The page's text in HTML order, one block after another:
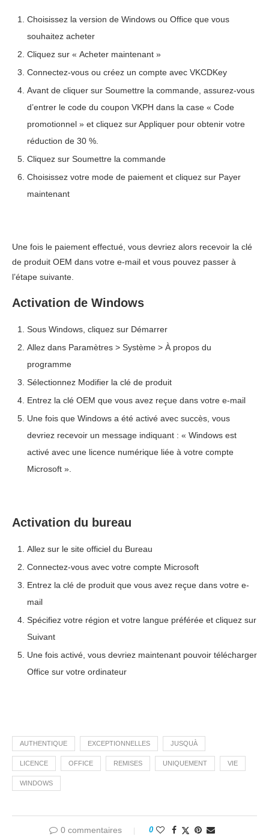
Choisissez la version de Windows ou Office que vous
souhaitez acheter
Cliquez sur « Acheter maintenant »
Connectez-vous ou créez un compte avec VKCDKey
Avant de cliquer sur Soumettre la commande, assurez-vous
d’entrer le code du coupon VKPH dans la case « Code
promotionnel » et cliquez sur Appliquer pour obtenir votre
réduction de 30 %.
Cliquez sur Soumettre la commande
Choisissez votre mode de paiement et cliquez sur Payer
maintenant
Une fois le paiement effectué, vous devriez alors recevoir la clé
de produit OEM dans votre e-mail et vous pouvez passer à
l’étape suivante.
Activation de Windows
Sous Windows, cliquez sur Démarrer
Allez dans Paramètres > Système > À propos du
programme
Sélectionnez Modifier la clé de produit
Entrez la clé OEM que vous avez reçue dans votre e-mail
Une fois que Windows a été activé avec succès, vous
devriez recevoir un message indiquant : « Windows est
activé avec une licence numérique liée à votre compte
Microsoft ».
Activation du bureau
Allez sur le site officiel du Bureau
Connectez-vous avec votre compte Microsoft
Entrez la clé de produit que vous avez reçue dans votre e-
mail
Spécifiez votre région et votre langue préférée et cliquez sur
Suivant
Une fois activé, vous devriez maintenant pouvoir télécharger
Office sur votre ordinateur
AUTHENTIQUE EXCEPTIONNELLES JUSQUÀ
LICENCE OFFICE REMISES UNIQUEMENT VIE
WINDOWS
0 commentaires 0